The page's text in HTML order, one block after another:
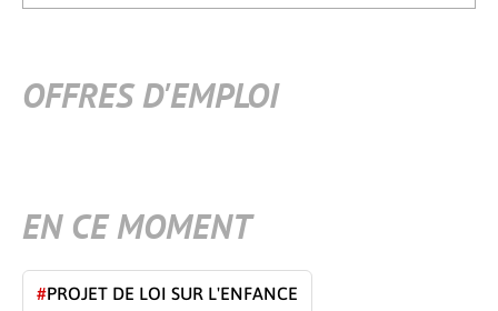
OFFRES D'EMPLOI
EN CE MOMENT
#PROJET DE LOI SUR L'ENFANCE